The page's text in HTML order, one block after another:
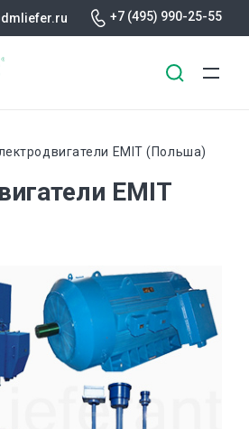
+7 (495) 990-25-55
EMIT (Польша)
EMIT